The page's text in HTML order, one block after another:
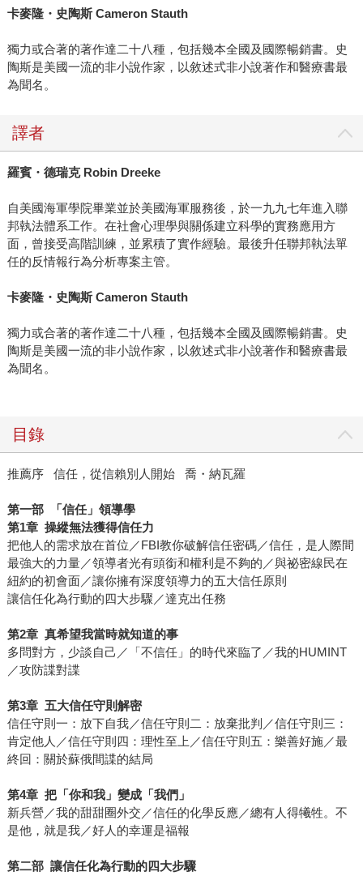
卡麥隆・史陶斯Cameron Stauth
獨力或合著的著作達二十八種，包括幾本全國及國際暢銷書。史
陶斯是美國一流的非小說作家，以敘述式非小說著作和醫療書最
為聞名。
譯者
羅賓・德瑞克Robin Dreeke
自美國海軍學院畢業並於美國海軍服務後，於一九九七年進入聯
邦執法體系工作。在社會心理學與關係建立科學的實務應用方
面，曾接受高階訓練，並累積了實作經驗。最後升任聯邦執法單
任的反情報行為分析專案主管。
卡麥隆・史陶斯Cameron Stauth
獨力或合著的著作達二十八種，包括幾本全國及國際暢銷書。史
陶斯是美國一流的非小說作家，以敘述式非小說著作和醫療書最
為聞名。
目錄
推薦序 信任，從信賴別人開始 喬・納瓦羅
第一部
「信任」領導學
第1章 操縱無法獲得信任力
把他人的需求放在首位／FBI教你破解信任密碼／信任，是人際間
最強大的力量／領導者光有頭銜和權利是不夠的／與祕密線民在
紐約的初會面／讓你擁有深度領導力的五大信任原則
讓信任化為行動的四大步驟／達克出任務
第2章 真希望我當時就知道的事
多問對方，少談自己／「不信任」的時代來臨了／我的HUMINT
／攻防諜對諜
第3章 五大信任守則解密
信任守則一：放下自我／信任守則二：放棄批判／信任守則三：
肯定他人／信任守則四：理性至上／信任守則五：樂善好施／最
終回：關於蘇俄間諜的結局
第4章 把「你和我」變成「我們」
新兵營／我的甜甜圈外交／信任的化學反應／總有人得犧牲。不
是他，就是我／好人的幸運是福報
第二部 讓信任化為行動的四大步驟